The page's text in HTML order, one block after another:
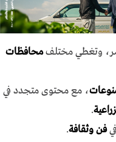
وتغطي مختلفمحافظات
، مع محتوى متجدد في
.
فن وثقافة.